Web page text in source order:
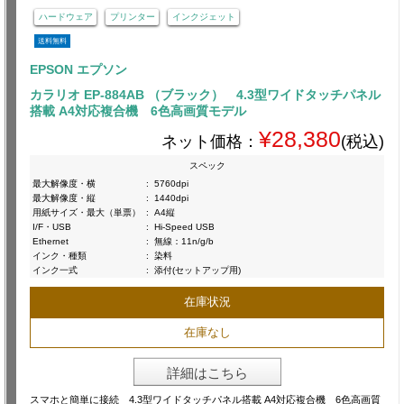
ハードウェア プリンター インクジェット
送料無料
EPSON エプソン
カラリオ EP-884AB （ブラック） 4.3型ワイドタッチパネル
搭載 A4対応複合機 6色高画質モデル
ネット価格： ¥28,380(税込)
スペック
最大解像度・横
:
5760dpi
最大解像度・縦
:
1440dpi
用紙サイズ・最大（単票）
:
A4縦
I/F・USB
:
Hi-Speed USB
Ethernet
:
無線：11n/g/b
インク・種類
:
染料
インク一式
: 添付(セットアップ用)
在庫状況
在庫なし
詳細はこちら
スマホと簡単に接続 4.3型ワイドタッチパネル搭載 A4対応複合機 6色高画質